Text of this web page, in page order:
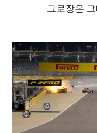
그로장은